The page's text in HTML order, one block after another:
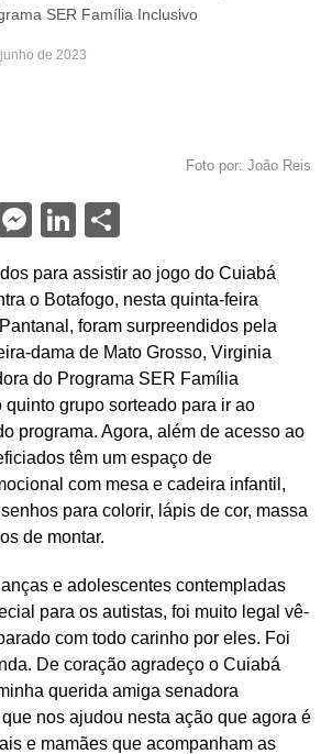
SER Família Inclusivo
de 2023
Foto por: João Reis
Messenger
LinkedIn
Share
para assistir ao jogo do Cuiabá
o Botafogo, nesta quinta-feira
foram surpreendidos pela
dama de Mato Grosso, Virginia
do Programa SER Família
quinto grupo sorteado para ir ao
programa. Agora, além de acesso ao
têm um espaço de
com mesa e cadeira infantil,
para colorir, lápis de cor, massa
de montar.
e adolescentes contempladas
para os autistas, foi muito legal vê-
com todo carinho por eles. Foi
De coração agradeço o Cuiabá
querida amiga senadora
nos ajudou nesta ação que agora é
e mamães que acompanham as